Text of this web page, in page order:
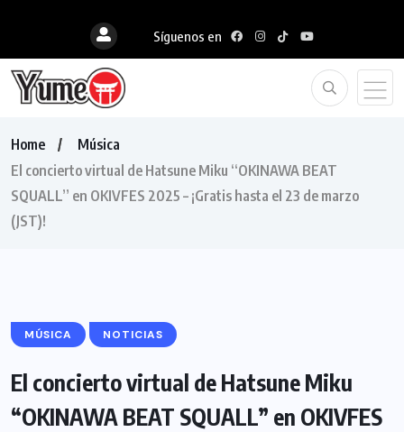
Síguenos en
Home
Música
El concierto virtual de Hatsune Miku “OKINAWA BEAT
SQUALL” en OKIVFES 2025 – ¡Gratis hasta el 23 de marzo
(JST)!
MÚSICA NOTICIAS
El concierto virtual de Hatsune Miku
“OKINAWA BEAT SQUALL” en OKIVFES